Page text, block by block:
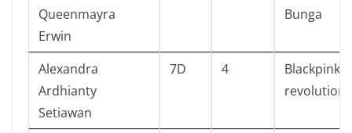
Queenmayra
Erwin
Bunga
Alexandra
Ardhianty
Setiawan
7D 4
Blackpink
revolution